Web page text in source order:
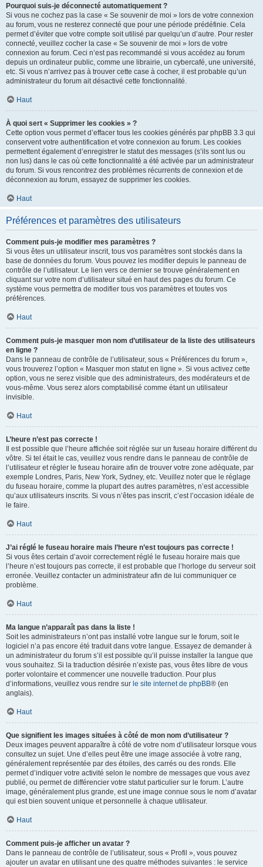
Pourquoi suis-je déconnecté automatiquement ?
Si vous ne cochez pas la case « Se souvenir de moi » lors de votre connexion
au forum, vous ne resterez connecté que pour une période prédéfinie. Cela
permet d’éviter que votre compte soit utilisé par quelqu’un d’autre. Pour rester
connecté, veuillez cocher la case « Se souvenir de moi » lors de votre
connexion au forum. Ceci n’est pas recommandé si vous accédez au forum
depuis un ordinateur public, comme une librairie, un cybercafé, une université,
etc. Si vous n’arrivez pas à trouver cette case à cocher, il est probable qu’un
administrateur du forum ait désactivé cette fonctionnalité.
Haut
À quoi sert « Supprimer les cookies » ?
Cette option vous permet d’effacer tous les cookies générés par phpBB 3.3 qui
conservent votre authentification et votre connexion au forum. Les cookies
permettent également d’enregistrer le statut des messages (s’ils sont lus ou
non lus) dans le cas où cette fonctionnalité a été activée par un administrateur
du forum. Si vous rencontrez des problèmes récurrents de connexion et de
déconnexion au forum, essayez de supprimer les cookies.
Haut
Préférences et paramètres des utilisateurs
Comment puis-je modifier mes paramètres ?
Si vous êtes un utilisateur inscrit, tous vos paramètres sont stockés dans la
base de données du forum. Vous pouvez les modifier depuis le panneau de
contrôle de l’utilisateur. Le lien vers ce dernier se trouve généralement en
cliquant sur votre nom d’utilisateur situé en haut des pages du forum. Ce
système vous permettra de modifier tous vos paramètres et toutes vos
préférences.
Haut
Comment puis-je masquer mon nom d’utilisateur de la liste des utilisateurs
en ligne ?
Dans le panneau de contrôle de l’utilisateur, sous « Préférences du forum »,
vous trouverez l’option « Masquer mon statut en ligne ». Si vous activez cette
option, vous ne serez visible que des administrateurs, des modérateurs et de
vous-même. Vous serez alors comptabilisé comme étant un utilisateur
invisible.
Haut
L’heure n’est pas correcte !
Il est possible que l’heure affichée soit réglée sur un fuseau horaire différent du
vôtre. Si tel était le cas, veuillez vous rendre dans le panneau de contrôle de
l’utilisateur et régler le fuseau horaire afin de trouver votre zone adéquate, par
exemple Londres, Paris, New York, Sydney, etc. Veuillez noter que le réglage
du fuseau horaire, comme la plupart des autres paramètres, n’est accessible
qu’aux utilisateurs inscrits. Si vous n’êtes pas inscrit, c’est l’occasion idéale de
le faire.
Haut
J’ai réglé le fuseau horaire mais l’heure n’est toujours pas correcte !
Si vous êtes certain d’avoir correctement réglé le fuseau horaire mais que
l’heure n’est toujours pas correcte, il est probable que l’horloge du serveur soit
erronée. Veuillez contacter un administrateur afin de lui communiquer ce
problème.
Haut
Ma langue n’apparaît pas dans la liste !
Soit les administrateurs n’ont pas installé votre langue sur le forum, soit le
logiciel n’a pas encore été traduit dans votre langue. Essayez de demander à
un administrateur du forum s’il est possible qu’il puisse installer la langue que
vous souhaitez. Si la traduction désirée n’existe pas, vous êtes libre de vous
porter volontaire et commencer une nouvelle traduction. Pour plus
d’informations, veuillez vous rendre sur le site internet de phpBB® (en
anglais).
Haut
Que signifient les images situées à côté de mon nom d’utilisateur ?
Deux images peuvent apparaître à côté de votre nom d’utilisateur lorsque vous
consultez un sujet. Une d’elles peut être une image associée à votre rang,
généralement représentée par des étoiles, des carrés ou des ronds. Elle
permet d’indiquer votre activité selon le nombre de messages que vous avez
publié, ou permet de différencier votre statut particulier sur le forum. L’autre
image, généralement plus grande, est une image connue sous le nom d’avatar
qui est bien souvent unique et personnelle à chaque utilisateur.
Haut
Comment puis-je afficher un avatar ?
Dans le panneau de contrôle de l’utilisateur, sous « Profil », vous pouvez
ajouter un avatar en utilisant une des quatre méthodes suivantes : le service